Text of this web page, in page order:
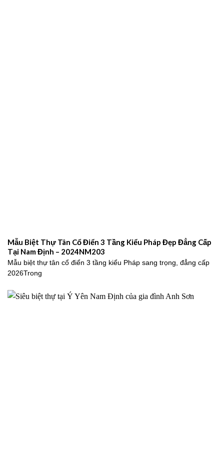
Mẫu Biệt Thự Tân Cổ Điển 3 Tầng Kiểu Pháp Đẹp Đẳng Cấp
Tại Nam Định – 2024NM203
Mẫu biệt thự tân cổ điển 3 tầng kiểu Pháp sang trọng, đẳng cấp
2026Trong